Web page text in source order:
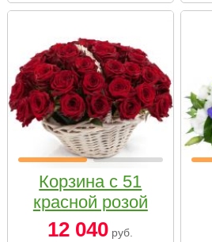
Корзина с 51
красной розой
12 040 руб.